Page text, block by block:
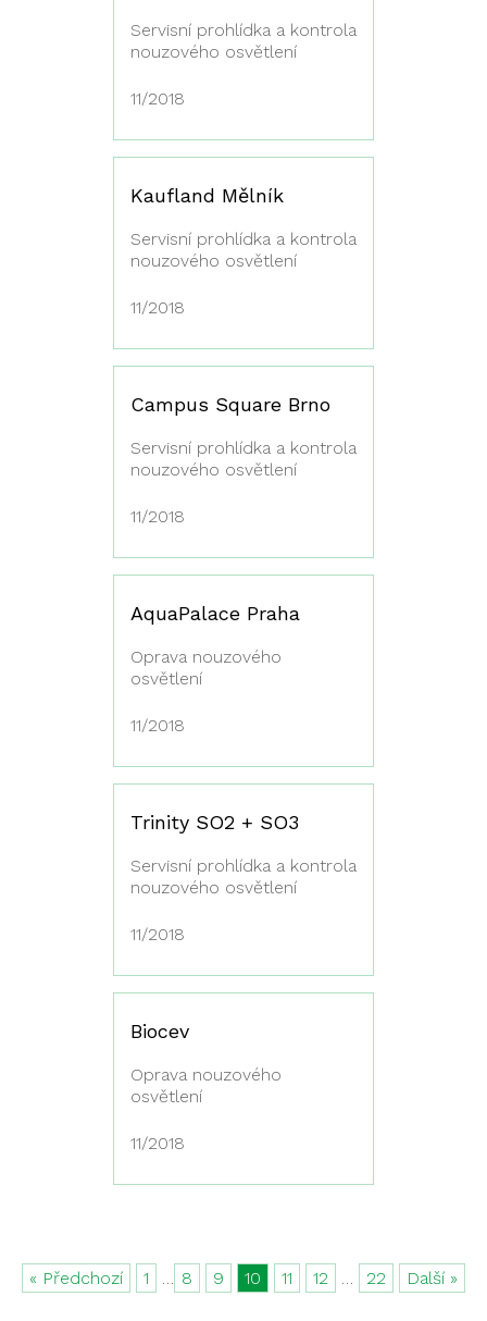
Servisní prohlídka a kontrola
nouzového osvětlení
11/2018
Kaufland Mělník
Servisní prohlídka a kontrola
nouzového osvětlení
11/2018
Campus Square Brno
Servisní prohlídka a kontrola
nouzového osvětlení
11/2018
AquaPalace Praha
Oprava nouzového
osvětlení
11/2018
Trinity SO2 + SO3
Servisní prohlídka a kontrola
nouzového osvětlení
11/2018
Biocev
Oprava nouzového
osvětlení
11/2018
« Předchozí 1 … 8 9 10 11 12 … 22 Další »